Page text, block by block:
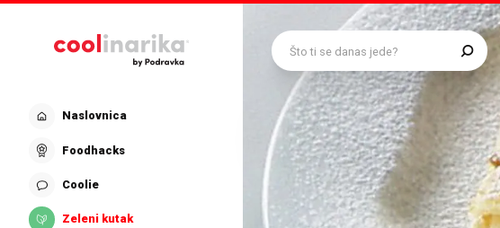
Naslovnica
Foodhacks
Coolie
Zeleni kutak
Što ti se danas jede?